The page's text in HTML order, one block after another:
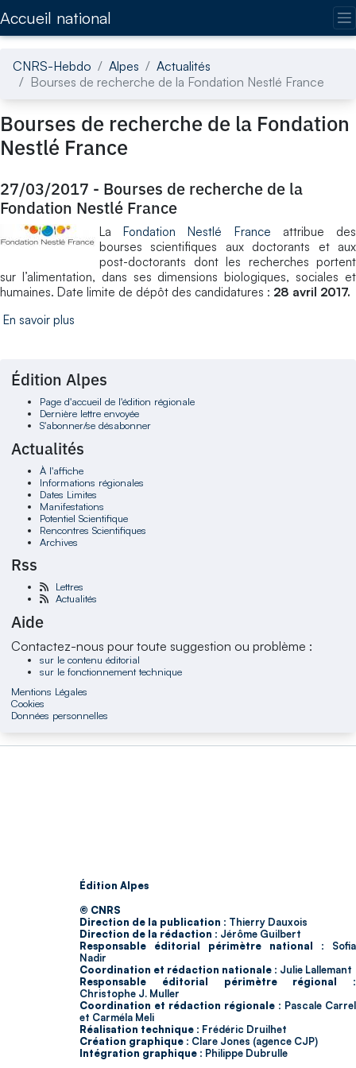
Accueil national
CNRS-Hebdo Alpes
Actualités
Bourses de recherche de la Fondation Nestlé France
Bourses de recherche de la Fondation
Nestlé France
27/03/2017 - Bourses de recherche de la
Fondation Nestlé France
LaFondation Nestlé France attribue des
bourses scientifiques aux doctorants et aux
post-doctorants dont les recherches portent
sur l’alimentation, dans ses dimensions biologiques, sociales et
humaines. Date limite de dépôt des candidatures : 28 avril 2017.
En savoir plus
Édition Alpes
Page d'accueil de l'édition régionale
Dernière lettre envoyée
S'abonner/se désabonner
Actualités
À l'affiche
Informations régionales
Dates Limites
Manifestations
Potentiel Scientifique
Rencontres Scientifiques
Archives
Rss
Lettres
Actualités
Aide
Contactez-nous pour toute suggestion ou problème :
sur le contenu éditorial
sur le fonctionnement technique
Mentions Légales
Cookies
Données personnelles
Édition Alpes
© CNRS
Direction de la publication : Thierry Dauxois
Direction de la rédaction : Jérôme Guilbert
Responsable éditorial périmètre national : Sofia
Nadir
Coordination et rédaction nationale : Julie Lallemant
Responsable éditorial périmètre régional :
Christophe J. Muller
Coordination et rédaction régionale : Pascale Carrel
et Carméla Meli
Réalisation technique : Frédéric Druilhet
Création graphique : Clare Jones (agence CJP)
Intégration graphique : Philippe Dubrulle